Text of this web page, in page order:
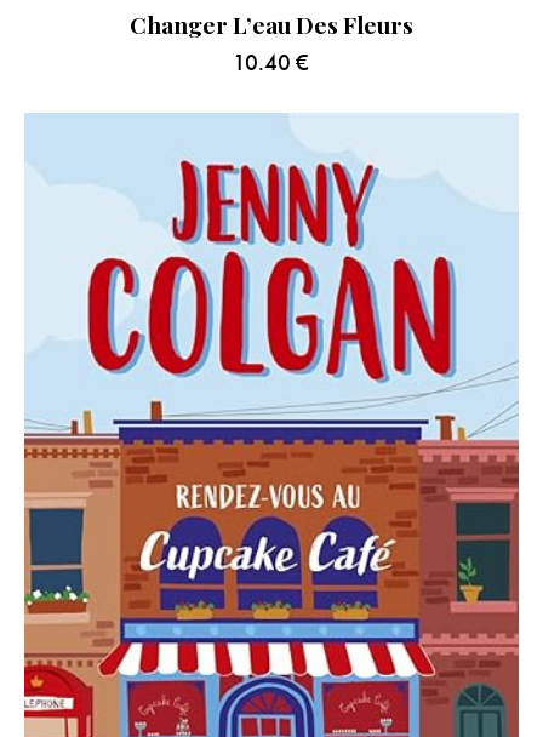
Changer L’eau Des Fleurs
10.40 €